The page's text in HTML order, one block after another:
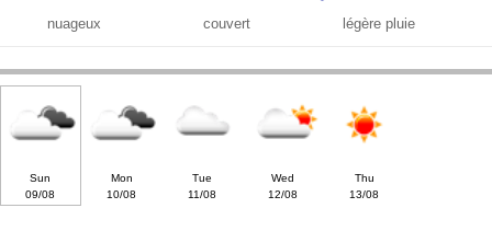
nuageux couvert légère pluie
Sun
09/08
Mon
10/08
Tue
11/08
Wed
12/08
Thu
13/08